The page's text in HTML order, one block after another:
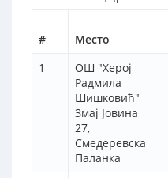
# Место
1
ОШ "Херој
Радмила
Шишковић"
Змај Јовина
27,
Смедеревска
Паланка